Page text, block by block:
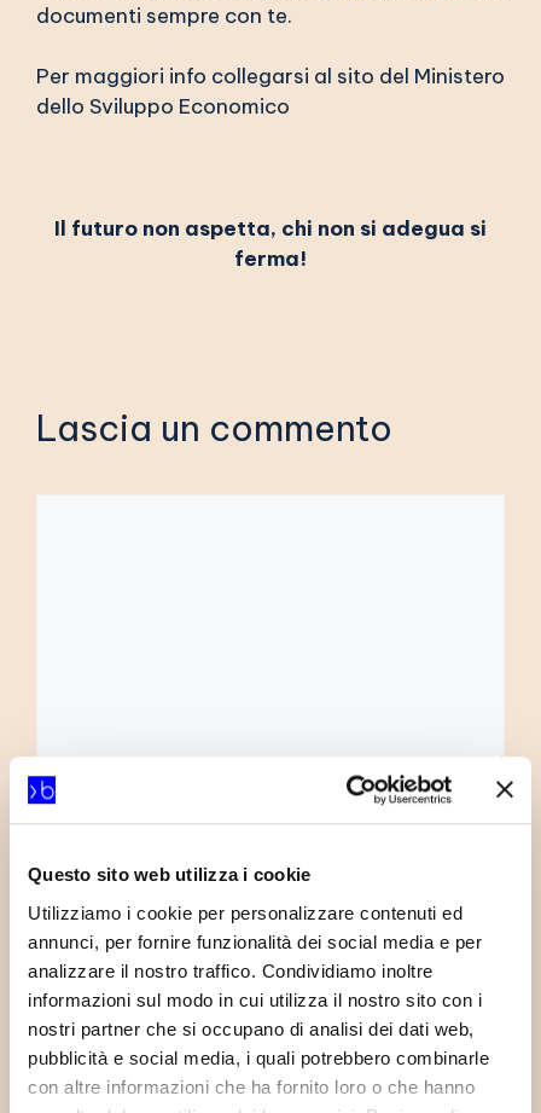
Questo sito web utilizza i cookie
Utilizziamo i cookie per personalizzare contenuti ed
annunci, per fornire funzionalità dei social media e per
analizzare il nostro traffico. Condividiamo inoltre
informazioni sul modo in cui utilizza il nostro sito con i
nostri partner che si occupano di analisi dei dati web,
pubblicità e social media, i quali potrebbero combinarle
con altre informazioni che ha fornito loro o che hanno
documenti sempre con te.
Per maggiori info collegarsi al sito del Ministero
dello Sviluppo Economico
Il futuro non aspetta, chi non si adegua si
ferma!
Lascia un commento
Nome
Email
Sito
web